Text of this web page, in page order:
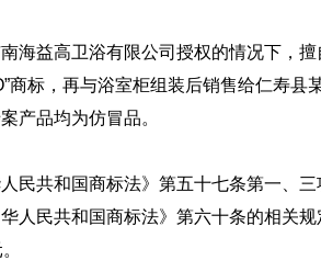
海益高卫浴有限公司授权的情况下，
商标，再与浴室柜组装后销售给仁寿县
产品均为仿冒品。
民共和国商标法》第五十七条第一、
人民共和国商标法》第六十条的相关